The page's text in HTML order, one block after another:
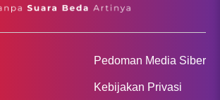
Pedoman Media Siber
Kebijakan Privasi